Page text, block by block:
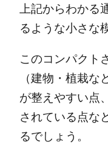
上記からわかる
るような小さな
このコンパクト
（建物・植栽
が整えやすい点
されている点な
るでしょう。